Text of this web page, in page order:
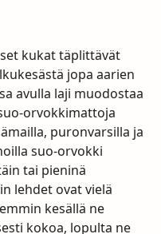
kukat täplittävät
jopa aarien
avulla laji muodostaa
orvokkimattoja
puronvarsilla ja
suo-orvokki
tai pieninä
lehdet ovat vielä
kesällä ne
kokoa, lopulta ne